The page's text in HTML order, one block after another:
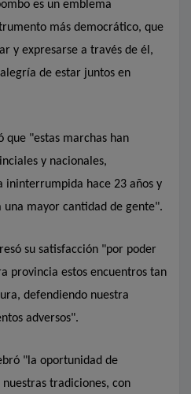
es un emblema
más democrático, que
y expresarse a través de él,
de estar juntos en
que "estas marchas han
y nacionales,
ininterrumpida hace 23 años y
una mayor cantidad de gente".
su satisfacción "por poder
provincia estos encuentros tan
defendiendo nuestra
adversos".
"la oportunidad de
tradiciones, con